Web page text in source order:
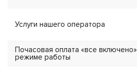
Услуги нашего оператора
Почасовая оплата «все
режиме работы